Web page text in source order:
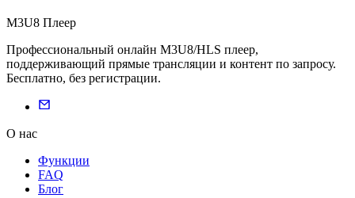
M3U8 Плеер
Профессиональный онлайн M3U8/HLS плеер,
поддерживающий прямые трансляции и контент по запросу.
Бесплатно, без регистрации.
О нас
Функции
FAQ
Блог